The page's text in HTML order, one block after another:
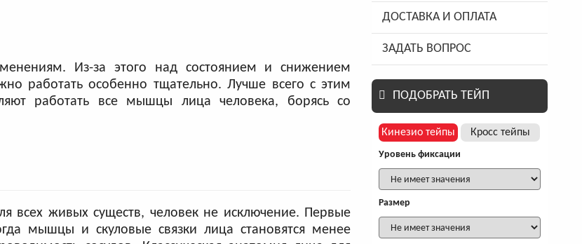
Из-за этого над состоянием и снижением
работать особенно тщательно. Лучше всего с этим
работать все мышцы лица человека, борясь со
всех живых существ, человек не исключение. Первые
мышцы и скуловые связки лица становятся менее
ДОСТАВКА И ОПЛАТА
ЗАДАТЬ ВОПРОС
ПОДОБРАТЬ ТЕЙП
Кинезио тейпы Кросс тейпы
Уровень фиксации
Размер